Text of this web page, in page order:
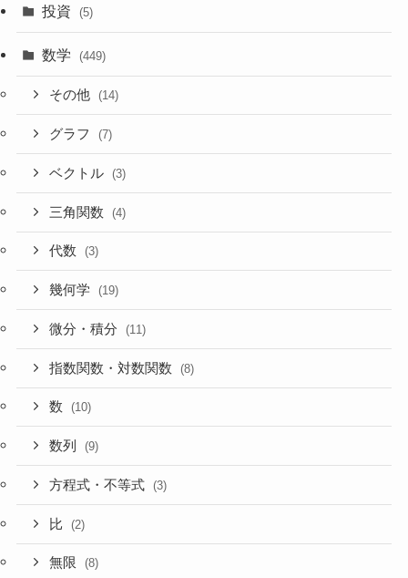
投資 (5)
数学 (449)
その他 (14)
グラフ (7)
ベクトル (3)
三角関数 (4)
代数 (3)
幾何学 (19)
微分・積分 (11)
指数関数・対数関数 (8)
数 (10)
数列 (9)
方程式・不等式 (3)
比 (2)
無限 (8)